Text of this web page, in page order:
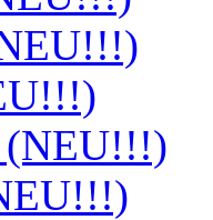
(NEU!!!)